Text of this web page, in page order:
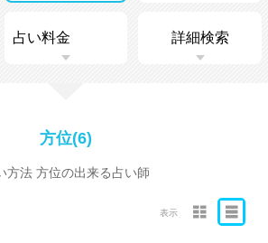
詳細検索
方位(6)
方法 方位の出来る占い師
表示